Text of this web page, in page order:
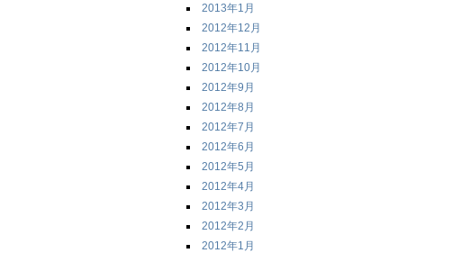
2013年1月
2012年12月
2012年11月
2012年10月
2012年9月
2012年8月
2012年7月
2012年6月
2012年5月
2012年4月
2012年3月
2012年2月
2012年1月